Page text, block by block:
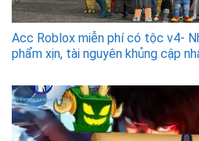
Acc Roblox miễn phí có tộc v4-
phẩm xịn, tài nguyên khủng cập